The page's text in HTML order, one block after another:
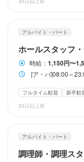
企業情報
アルバイト・パート
ホールスタッフ
時給： 1,150円〜
[ア・パ]08:00～23:00 ■平日のみ、土日のみもOK ■1日3h／週1.2日～OK ※長時間働きたい方も大歓迎！ 月4回のシフト提出なので、 あなたの都
フルタイム歓迎
新卒歓
30日以上前
アルバイト・パート
調理師・調理ス
給与補足
②土日祝時給1,200円～
■扶養内OK！
勤務時間
[ア・パ]08:00～14:00
■1日3h／週1.2日～OK
※長時間働きたい方も大
研修期間
給25％UP
給与補足
カフェ・コーヒー(珈琲
[ア・パ]ホールスタッ
[ア・パ]08:00～23:00
給与補足
②土日祝時給1,200円～
■扶養内OK！
勤務時間
[ア・パ]08:00～14:00
■1日3h／週1.2日～OK
※長時間働きたい方も大